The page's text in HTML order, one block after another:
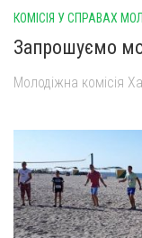
КОМІСІЯ У СПРАВАХ
Запрошуємо
Молодіжна комісія